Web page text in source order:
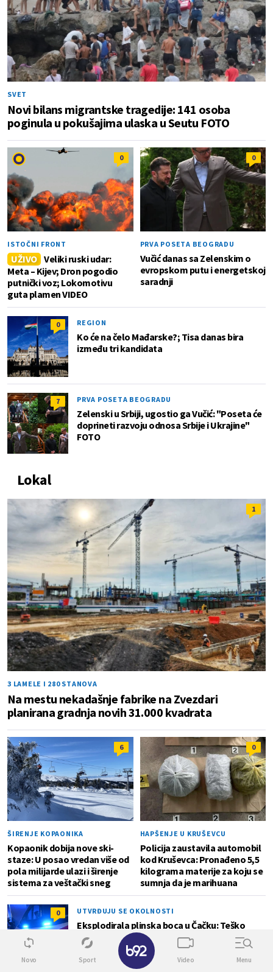
SVET
Novi bilans migrantske tragedije: 141 osoba
poginula u pokušajima ulaska u Seutu FOTO
0
ISTOČNI FRONT
UŽIVO Veliki ruski udar:
Meta – Kijev; Dron pogodio
putnički voz; Lokomotivu
guta plamen VIDEO
0
PRVA POSETA BEOGRADU
Vučić danas sa Zelenskim o
evropskom putu i energetskoj
saradnji
0 REGION
Ko će na čelo Mađarske?; Tisa danas bira
između tri kandidata
7 PRVA POSETA BEOGRADU
Zelenski u Srbiji, ugostio ga Vučić: "Poseta će
doprineti razvoju odnosa Srbije i Ukrajine"
FOTO
Lokal
1
3 LAMELE I 280 STANOVA
Na mestu nekadašnje fabrike na Zvezdari
planirana gradnja novih 31.000 kvadrata
6
ŠIRENJE KOPAONIKA
Kopaonik dobija nove ski-
staze: U posao vredan više od
pola milijarde ulazi i širenje
sistema za veštački sneg
0
HAPŠENJE U KRUŠEVCU
Policija zaustavila automobil
kod Kruševca: Pronađeno 5,5
kilograma materije za koju se
sumnja da je marihuana
0 UTVRĐUJU SE OKOLNOSTI
Eksplodirala plinska boca u Čačku: Teško
povređen muškarac, primljen na intenzivnu
negu
Novo Sport Video Menu
✕